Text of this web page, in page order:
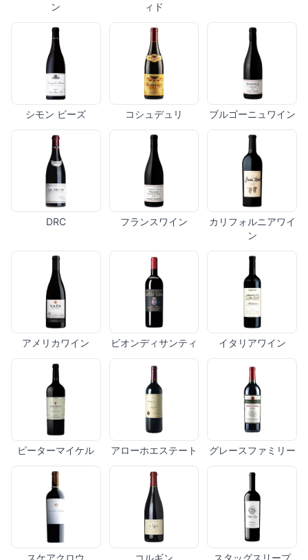
ン
ィド
シモン ビーズ コシュデュリ ブルゴーニュワイン
DRC フランスワイン
カリフォルニアワイ
ン
アメリカワイン ビオンディサンティ イタリアワイン
ピーターマイケル アローホエステート グレースファミリー